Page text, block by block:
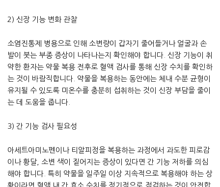
2) 신장 기능 변화 관찰
소염진통제 병용으로 인해 소변량이 갑자기 줄어들거나 얼굴과 손
발이 붓는 부종 증상이 나타나는지 확인해야 합니다. 신장 기능이 취
약한 환자는 약물 복용 전후로 혈액 검사를 통해 신장 수치를 확인하
는 것이 바람직합니다. 약물을 복용하는 동안에는 체내 수분 균형이
유지될 수 있도록 미온수를 충분히 섭취하는 것이 신장 부담을 줄이
는 데 도움을 줍니다.
3) 간 기능 검사 필요성
아세트아미노펜이나 티알피정을 복용하는 과정에서 과도한 피로감
이나 황달, 소변 색이 짙어지는 증상이 있다면 간 기능 저하를 의심
해야 합니다. 특히 약물을 일주일 이상 지속적으로 복용해야 하는 상
황이라면 혈액 내 간 효소 수치를 정기적으로 점검하는 것이 안전합